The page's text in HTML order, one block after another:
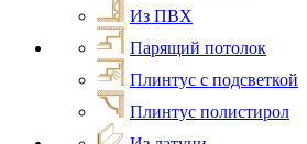
Из ПВХ
Парящий потолок
Плинтус с подсветкой
Плинтус полистирол